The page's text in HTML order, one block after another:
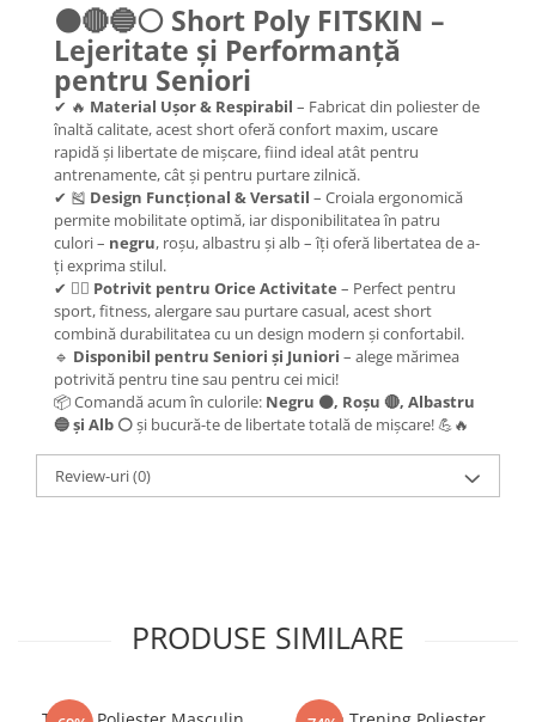
⚫🔴🔵⚪ Short Poly FITSKIN –
Lejeritate și Performanță
pentru Seniori
✔ 🔥 Material Ușor & Respirabil – Fabricat din poliester de
înaltă calitate, acest short oferă confort maxim, uscare
rapidă și libertate de mișcare, fiind ideal atât pentru
antrenamente, cât și pentru purtare zilnică.
✔ 🎽 Design Funcțional & Versatil – Croiala ergonomică
permite mobilitate optimă, iar disponibilitatea în patru
culori – negru, roșu, albastru și alb – îți oferă libertatea de a-
ți exprima stilul.
✔ 🏃‍♂️ Potrivit pentru Orice Activitate – Perfect pentru
sport, fitness, alergare sau purtare casual, acest short
combină durabilitatea cu un design modern și confortabil.
🔹 Disponibil pentru Seniori și Juniori – alege mărimea
potrivită pentru tine sau pentru cei mici!
📦 Comandă acum în culorile: Negru ⚫, Roșu 🔴, Albastru
🔵 și Alb ⚪și bucură-te de libertate totală de mișcare! 💪🔥
Review-uri(0)
PRODUSE SIMILARE